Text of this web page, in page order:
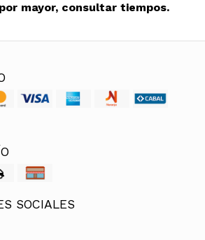
mayor, consultar tiempos.
SOCIALES